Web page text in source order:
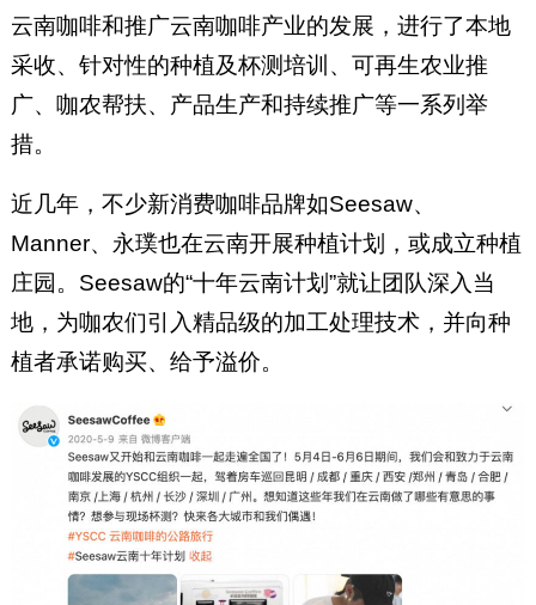
云南咖啡和推广云南咖啡产业的发展，进行了本地
采收、针对性的种植及杯测培训、可再生农业推
广、咖农帮扶、产品生产和持续推广等一系列举
措。
近几年，不少新消费咖啡品牌如Seesaw、
Manner、永璞也在云南开展种植计划，或成立种植
庄园。Seesaw的“十年云南计划”就让团队深入当
地，为咖农们引入精品级的加工处理技术，并向种
植者承诺购买、给予溢价。